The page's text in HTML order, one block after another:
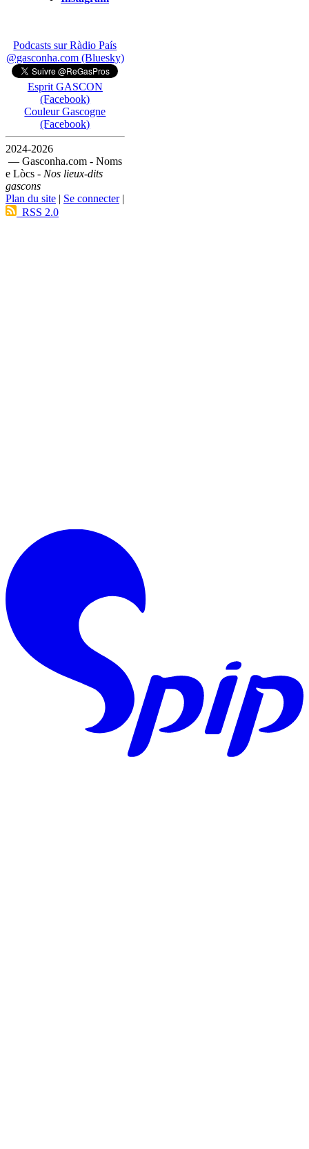
Podcasts sur Ràdio País
@gasconha.com (Bluesky)
Esprit GASCON
(Facebook)
Couleur Gascogne
(Facebook)
2024-2026
— Gasconha.com - Noms
e Lòcs - Nos lieux-dits
gascons
Plan du site | Se connecter|
RSS 2.0